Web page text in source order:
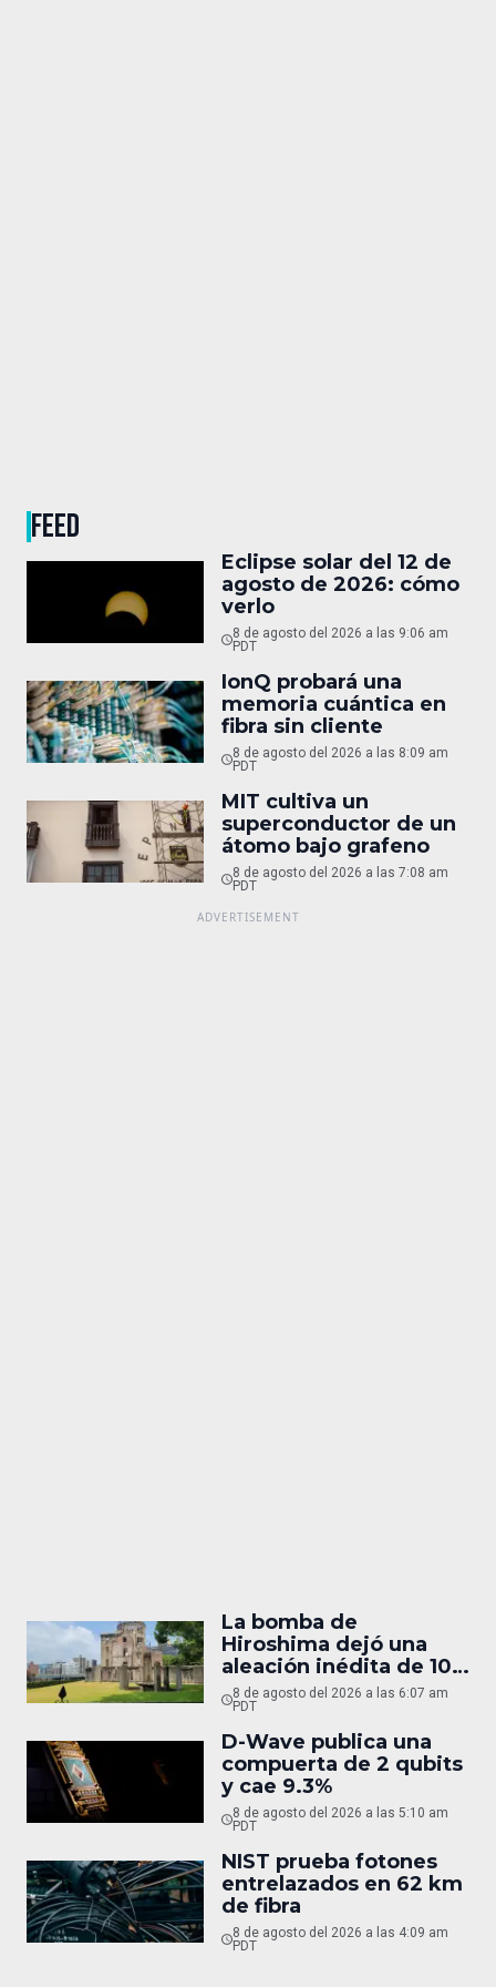
FEED
Eclipse solar del 12 de
agosto de 2026: cómo
verlo
8 de agosto del 2026 a las 9:06 am
PDT
IonQ probará una
memoria cuántica en
fibra sin cliente
8 de agosto del 2026 a las 8:09 am
PDT
MIT cultiva un
superconductor de un
átomo bajo grafeno
8 de agosto del 2026 a las 7:08 am
PDT
La bomba de
Hiroshima dejó una
aleación inédita de 10
micras
8 de agosto del 2026 a las 6:07 am
PDT
D-Wave publica una
compuerta de 2 qubits
y cae 9.3%
8 de agosto del 2026 a las 5:10 am
PDT
NIST prueba fotones
entrelazados en 62 km
de fibra
8 de agosto del 2026 a las 4:09 am
PDT